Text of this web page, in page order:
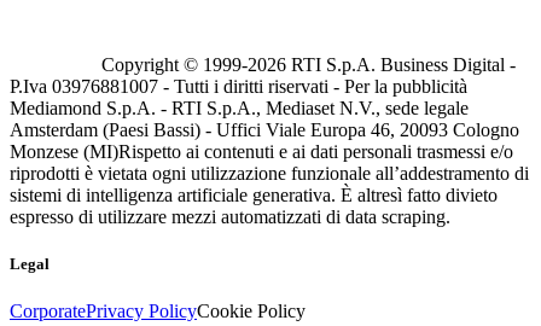
Copyright © 1999-2026 RTI S.p.A. Business Digital -
P.Iva 03976881007 - Tutti i diritti riservati - Per la pubblicità
Mediamond S.p.A. - RTI S.p.A., Mediaset N.V., sede legale
Amsterdam (Paesi Bassi) - Uffici Viale Europa 46, 20093 Cologno
Monzese (MI)Rispetto ai contenuti e ai dati personali trasmessi e/o
riprodotti è vietata ogni utilizzazione funzionale all’addestramento di
sistemi di intelligenza artificiale generativa. È altresì fatto divieto
espresso di utilizzare mezzi automatizzati di data scraping.
Legal
CorporatePrivacy PolicyCookie Policy